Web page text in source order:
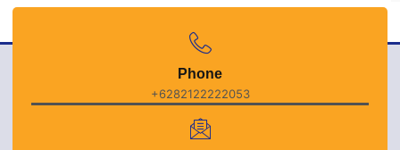
Phone
+6282122222053